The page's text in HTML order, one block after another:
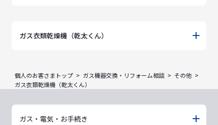
ガス衣類乾燥機（乾太くん）
個人のお客さまトップ ガス機器交換・リフォーム相談
その他
ガス衣類乾燥機（乾太くん）
ガス・電気・お手続き